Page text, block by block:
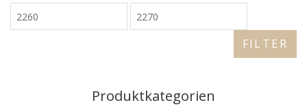
FILTER
Produktkategorien